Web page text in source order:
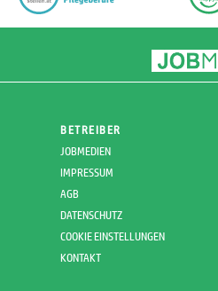
BETREIBER
JOBMEDIEN
IMPRESSUM
AGB
DATENSCHUTZ
COOKIE EINSTELLUNGEN
KONTAKT